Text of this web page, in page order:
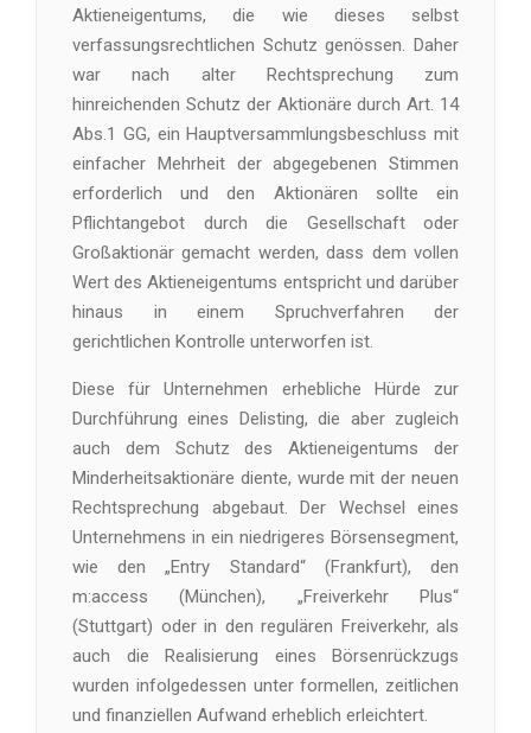
Aktieneigentums, die wie dieses selbst
verfassungsrechtlichen Schutz genössen. Daher
war nach alter Rechtsprechung zum
hinreichenden Schutz der Aktionäre durch Art. 14
Abs.1 GG, ein Hauptversammlungsbeschluss mit
einfacher Mehrheit der abgegebenen Stimmen
erforderlich und den Aktionären sollte ein
Pflichtangebot durch die Gesellschaft oder
Großaktionär gemacht werden, dass dem vollen
Wert des Aktieneigentums entspricht und darüber
hinaus in einem Spruchverfahren der
gerichtlichen Kontrolle unterworfen ist.
Diese für Unternehmen erhebliche Hürde zur
Durchführung eines Delisting, die aber zugleich
auch dem Schutz des Aktieneigentums der
Minderheitsaktionäre diente, wurde mit der neuen
Rechtsprechung abgebaut. Der Wechsel eines
Unternehmens in ein niedrigeres Börsensegment,
wie den „Entry Standard“ (Frankfurt), den
m:access (München), „Freiverkehr Plus“
(Stuttgart) oder in den regulären Freiverkehr, als
auch die Realisierung eines Börsenrückzugs
wurden infolgedessen unter formellen, zeitlichen
und finanziellen Aufwand erheblich erleichtert.